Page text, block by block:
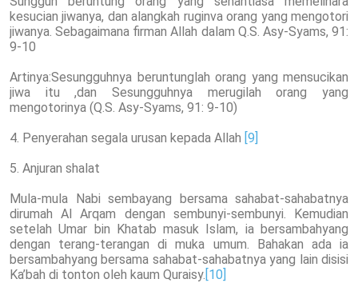
kesucian jiwanya, dan alangkah ruginva orang yang mengotori
jiwanya. Sebagaimana firman Allah dalam Q.S. Asy-Syams, 91:
9-10
Artinya:Sesungguhnya beruntunglah orang yang mensucikan
jiwa itu ,dan Sesungguhnya merugilah orang yang
mengotorinya (Q.S. Asy-Syams, 91: 9-10)
4. Penyerahan segala urusan kepada Allah [9]
5. Anjuran shalat
Mula-mula Nabi sembayang bersama sahabat-sahabatnya
dirumah Al Arqam dengan sembunyi-sembunyi. Kemudian
setelah Umar bin Khatab masuk Islam, ia bersambahyang
dengan terang-terangan di muka umum. Bahakan ada ia
bersambahyang bersama sahabat-sahabatnya yang lain disisi
Ka’bah di tonton oleh kaum Quraisy. [10]